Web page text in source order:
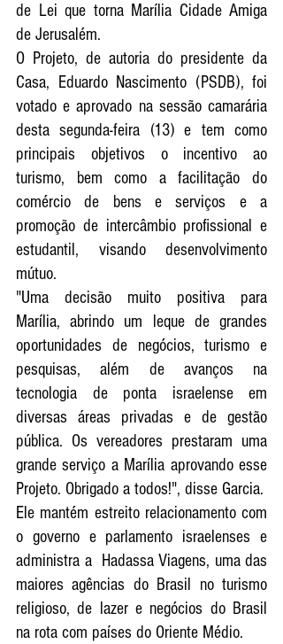
de Lei que torna Marília Cidade Amiga
de Jerusalém.
O Projeto, de autoria do presidente da
Casa, Eduardo Nascimento (PSDB), foi
votado e aprovado na sessão camarária
desta segunda-feira (13) e tem como
principais objetivos o incentivo ao
turismo, bem como a facilitação do
comércio de bens e serviços e a
promoção de intercâmbio profissional e
estudantil, visando desenvolvimento
mútuo.
"Uma decisão muito positiva para
Marília, abrindo um leque de grandes
oportunidades de negócios, turismo e
pesquisas, além de avanços na
tecnologia de ponta israelense em
diversas áreas privadas e de gestão
pública. Os vereadores prestaram uma
grande serviço a Marília aprovando esse
Ele mantém estreito relacionamento com
o governo e parlamento israelenses e
administra a  Hadassa Viagens, uma das
maiores agências do Brasil no turismo
religioso, de lazer e negócios do Brasil
na rota com países do Oriente Médio.